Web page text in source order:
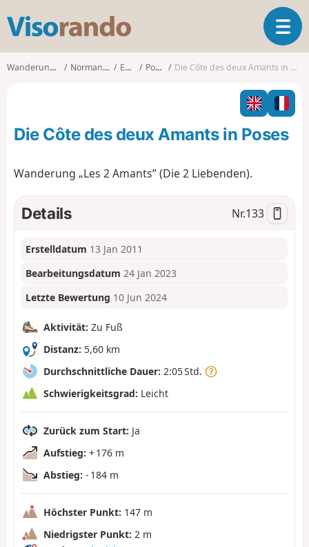
s
o
T
o
l
n
a
a
t
i
Wanderungen Normandie Eure Poses Die Côte des deux Amants in Poses
Die Côte des deux Amants in Poses
Wanderung „Les 2 Amants” (Die 2 Liebenden).
Details Nr.133
Erstelldatum 13 Jan 2011
Bearbeitungsdatum 24 Jan 2023
Letzte Bewertung 10 Jun 2024
Aktivität: Zu Fuß
Distanz: 5,60 km
Durchschnittliche Dauer: 2:05 Std.
Schwierigkeitsgrad: Leicht
Zurück zum Start: Ja
Aufstieg: + 176 m
Abstieg: - 184 m
Höchster Punkt: 147 m
Niedrigster Punkt: 2 m